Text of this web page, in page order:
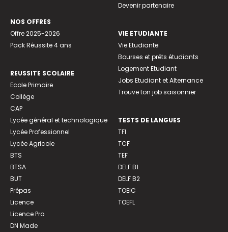
NOS OFFRES
Offre 2025-2026
Pack Réussite 4 ans
REUSSITE SCOLAIRE
Ecole Primaire
Collège
CAP
Lycée général et technologique
Lycée Professionnel
Lycée Agricole
BTS
BTSA
BUT
Prépas
Licence
Licence Pro
DN Made
Devenir partenaire
VIE ETUDIANTE
Vie Etudiante
Bourses et prêts étudiants
Logement Etudiant
Jobs Etudiant et Alternance
Trouve ton job saisonnier
TESTS DE LANGUES
TFI
TCF
TEF
DELF B1
DELF B2
TOEIC
TOEFL